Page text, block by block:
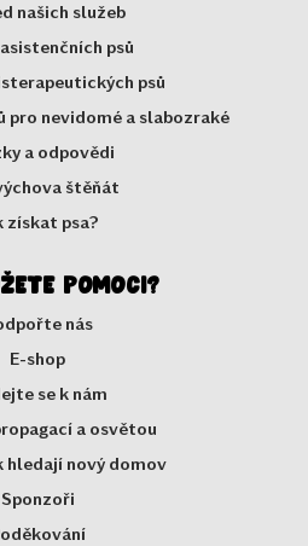
našich služeb
psů
psů
pro nevidomé a slabozraké
a odpovědi
štěňát
získat psa?
pomoci?
nás
E-shop
se k nám
a osvětou
hledají nový domov
Sponzoři